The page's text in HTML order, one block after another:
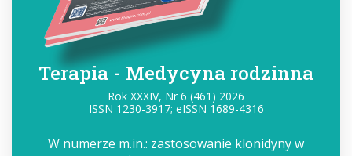
Terapia - Medycyna rodzinna
Rok XXXIV, Nr 6 (461) 2026
ISSN 1230-3917; eISSN 1689-4316
W numerze m.in.: zastosowanie klonidyny w